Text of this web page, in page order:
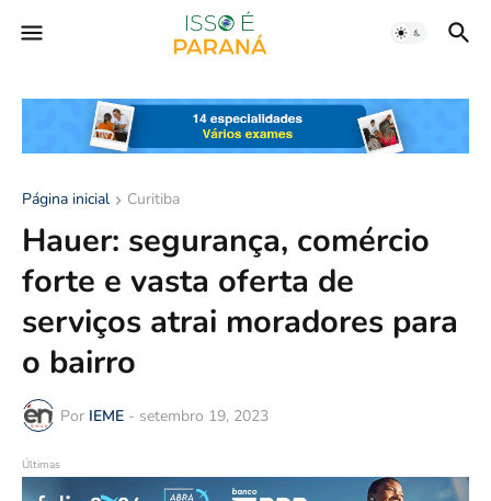
Página inicial Curitiba
Hauer: segurança, comércio
forte e vasta oferta de
serviços atrai moradores para
o bairro
Por IEME - setembro 19, 2023
Últimas